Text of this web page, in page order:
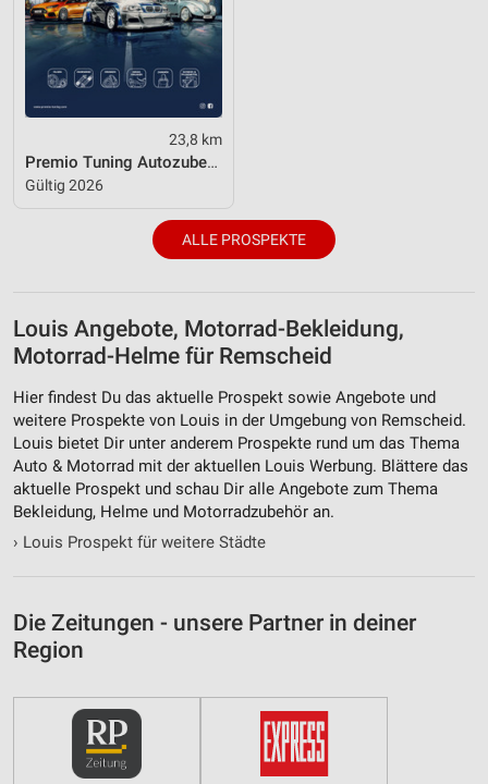
23,8 km
Premio Tuning Autozubehörkatalog 2026
Gültig 2026
ALLE PROSPEKTE
Louis Angebote, Motorrad-Bekleidung,
Motorrad-Helme für Remscheid
Hier findest Du das aktuelle Prospekt sowie Angebote und
weitere Prospekte von Louis in der Umgebung von Remscheid.
Louis bietet Dir unter anderem Prospekte rund um das Thema
Auto & Motorrad mit der aktuellen Louis Werbung. Blättere das
aktuelle Prospekt und schau Dir alle Angebote zum Thema
Bekleidung, Helme und Motorradzubehör an.
› Louis Prospekt für weitere Städte
Die Zeitungen - unsere Partner in deiner
Region
Verwendung von Profilen zur Auswahl
personalisierter Werbung
Erstellung von Profilen zur Personalisierung
Verwendung von Profilen zur Auswahl
personalisierter Inhalte
Messung der Werbeleistung
Analyse von Zielgruppen durch Statistiken oder
Kombinationen von Daten aus verschiedenen
Quellen
Entwicklung und Verbesserung der Angebote
Verwendung reduzierter Daten zur Auswahl von
Inhalten
IAB-Besonderheiten:
Verwendung genauer Standortdaten
Nicht-IAB-Verarbeitungszwecke:
Notwendig
Performance
Funktional